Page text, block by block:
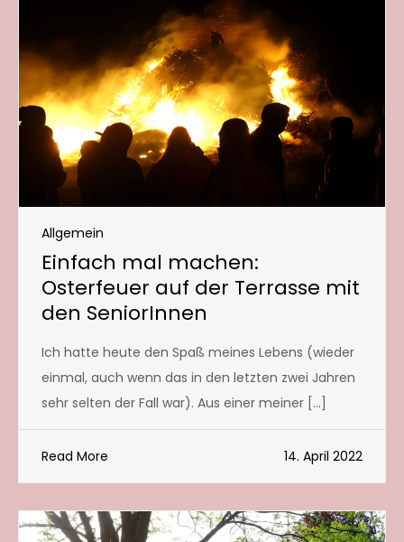
Allgemein
Einfach mal machen:
Osterfeuer auf der Terrasse mit
den SeniorInnen
Ich hatte heute den Spaß meines Lebens (wieder
einmal, auch wenn das in den letzten zwei Jahren
sehr selten der Fall war). Aus einer meiner […]
Read More 14. April 2022